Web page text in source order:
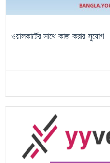
ওয়ালকার্টের সাথে কাজ করার সুযোগ